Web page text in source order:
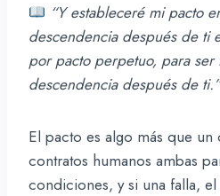
“Y estableceré mi pacto
descendencia después de ti
por pacto perpetuo, para
descendencia después de ti.”
El pacto es algo más que un
contratos humanos ambas
condiciones, y si una falla,